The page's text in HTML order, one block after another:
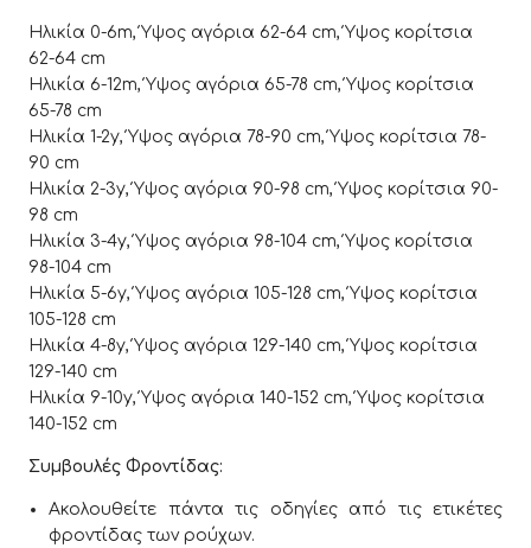
Ηλικία 0-6m, Ύψος αγόρια 62-64 cm, Ύψος κορίτσια
62-64 cm
Ηλικία 6-12m, Ύψος αγόρια 65-78 cm, Ύψος κορίτσια
65-78 cm
Ηλικία 1-2y, Ύψος αγόρια 78-90 cm, Ύψος κορίτσια 78-
90 cm
Ηλικία 2-3y, Ύψος αγόρια 90-98 cm, Ύψος κορίτσια 90-
98 cm
Ηλικία 3-4y, Ύψος αγόρια 98-104 cm, Ύψος κορίτσια
98-104 cm
Ηλικία 5-6y, Ύψος αγόρια 105-128 cm, Ύψος κορίτσια
105-128 cm
Ηλικία 4-8y, Ύψος αγόρια 129-140 cm, Ύψος κορίτσια
129-140 cm
Ηλικία 9-10y, Ύψος αγόρια 140-152 cm, Ύψος κορίτσια
140-152 cm
Συμβουλές Φροντίδας:
Ακολουθείτε πάντα τις οδηγίες από τις ετικέτες
φροντίδας των ρούχων.